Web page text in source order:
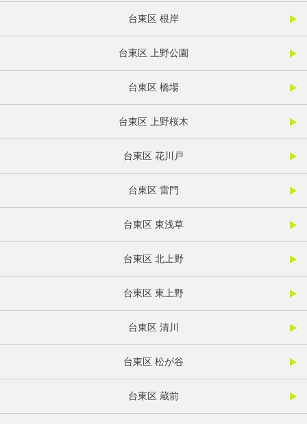
台東区 根岸
台東区 上野公園
台東区 橋場
台東区 上野桜木
台東区 花川戸
台東区 雷門
台東区 東浅草
台東区 北上野
台東区 東上野
台東区 清川
台東区 松が谷
台東区 蔵前